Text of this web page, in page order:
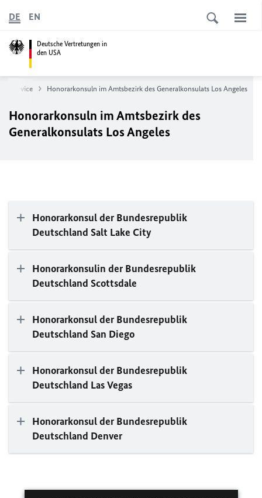
Deutsche Vertretungen in
den USA
DE EN
Service Honorarkonsuln im Amtsbezirk des Generalkonsulats Los Angeles
Honorarkonsuln im Amtsbezirk des
Generalkonsulats Los Angeles
Honorarkonsul der Bundesrepublik
Deutschland Salt Lake City
Honorarkonsulin der Bundesrepublik
Deutschland Scottsdale
Honorarkonsul der Bundesrepublik
Deutschland San Diego
Honorarkonsul der Bundesrepublik
Deutschland Las Vegas
Honorarkonsul der Bundesrepublik
Deutschland Denver